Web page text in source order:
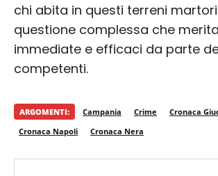
chi abita in questi terreni
questione complessa che
immediate e efficaci da parte
competenti.
ARGOMENTI: Campania Crime
Cronaca
Cronaca Napoli
Cronaca Nera